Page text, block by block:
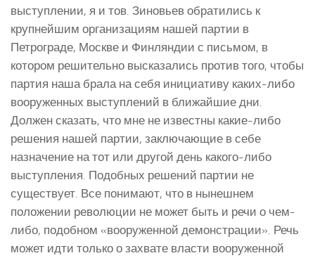
выступлении, я и тов. Зиновьев обратились к
крупнейшим организациям нашей партии в
Петрограде, Москве и Финляндии с письмом, в
котором решительно высказались против того, чтобы
партия наша брала на себя инициативу каких-либо
вооруженных выступлений в ближайшие дни.
Должен сказать, что мне не известны какие-либо
решения нашей партии, заключающие в себе
назначение на тот или другой день какого-либо
выступления. Подобных решений партии не
существует. Все понимают, что в нынешнем
положении революции не может быть и речи о чем-
либо, подобном «вооруженной демонстрации». Речь
может идти только о захвате власти вооруженной